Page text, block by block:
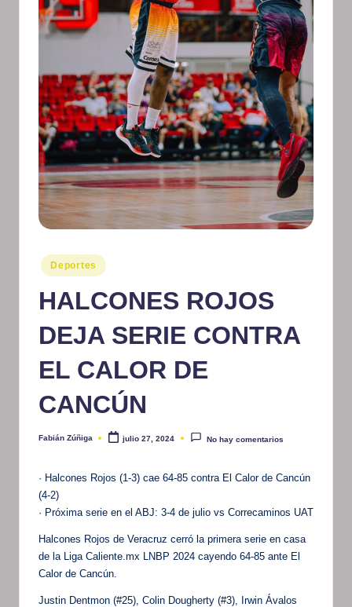
m
iv
o
Publicado
en
Deportes
HALCONES ROJOS
DEJA SERIE CONTRA
EL CALOR DE
CANCÚN
Publicado
Fabián Zúñiga julio 27, 2024 No hay comentarios
· Halcones Rojos (1-3) cae 64-85 contra El Calor de Cancún
(4-2)
· Próxima serie en el ABJ: 3-4 de julio vs Correcaminos UAT
Halcones Rojos de Veracruz cerró la primera serie en casa
de la Liga Caliente.mx LNBP 2024 cayendo 64-85 ante El
Calor de Cancún.
Justin Dentmon (#25), Colin Dougherty (#3), Irwin Ávalos